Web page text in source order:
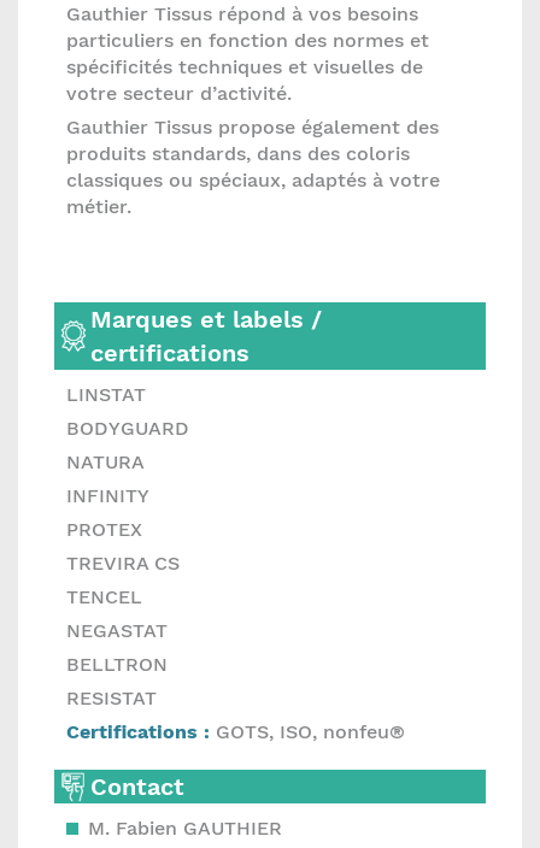
Gauthier Tissus répond à vos besoins
particuliers en fonction des normes et
spécificités techniques et visuelles de
votre secteur d’activité.
Gauthier Tissus propose également des
produits standards, dans des coloris
classiques ou spéciaux, adaptés à votre
métier.
Marques et labels /
certifications
LINSTAT
BODYGUARD
NATURA
INFINITY
PROTEX
TREVIRA CS
TENCEL
NEGASTAT
BELLTRON
RESISTAT
Certifications : GOTS, ISO, nonfeu®
Contact
M. Fabien GAUTHIER